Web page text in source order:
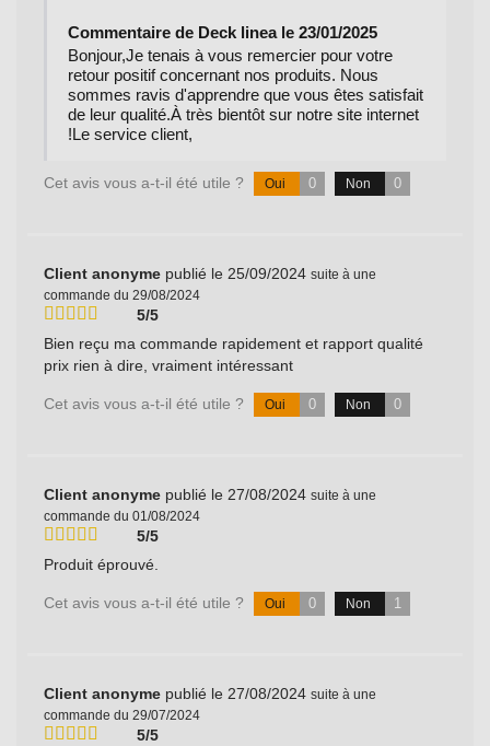
Commentaire de Deck linea le 23/01/2025
Bonjour,Je tenais à vous remercier pour votre
retour positif concernant nos produits. Nous
sommes ravis d'apprendre que vous êtes satisfait
de leur qualité.À très bientôt sur notre site internet
!Le service client,
Cet avis vous a-t-il été utile ? Oui 0 Non 0
Client anonyme publié le 25/09/2024 suite à une
commande du 29/08/2024
5/5
Bien reçu ma commande rapidement et rapport qualité
prix rien à dire, vraiment intéressant
Cet avis vous a-t-il été utile ? Oui 0 Non 0
Client anonyme publié le 27/08/2024 suite à une
commande du 01/08/2024
5/5
Produit éprouvé.
Cet avis vous a-t-il été utile ? Oui 0 Non 1
Client anonyme publié le 27/08/2024 suite à une
commande du 29/07/2024
5/5